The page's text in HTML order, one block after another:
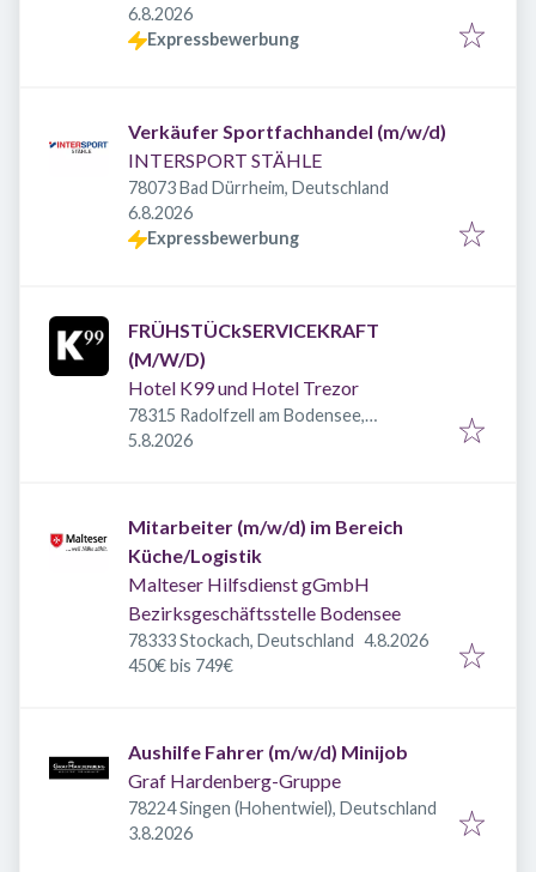
Veröffentlicht
6.8.2026
Expressbewerbung
Verkäufer Sportfachhandel (m/w/d)
INTERSPORT STÄHLE
78073 Bad Dürrheim, Deutschland
Veröffentlicht
6.8.2026
Expressbewerbung
FRÜHSTÜCkSERVICEKRAFT
(M/W/D)
Hotel K99 und Hotel Trezor
78315 Radolfzell am Bodensee,
Deutschland
Veröffentlicht
5.8.2026
Mitarbeiter (m/w/d) im Bereich
Küche/Logistik
Malteser Hilfsdienst gGmbH
Bezirksgeschäftsstelle Bodensee
78333 Stockach, Deutschland Veröffentlicht
4.8.2026
450€ bis 749€
Aushilfe Fahrer (m/w/d) Minijob
Graf Hardenberg-Gruppe
78224 Singen (Hohentwiel), Deutschland
Veröffentlicht
3.8.2026